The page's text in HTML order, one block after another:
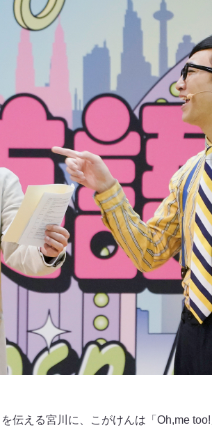
伝える宮川に、こがけんは「Oh,me